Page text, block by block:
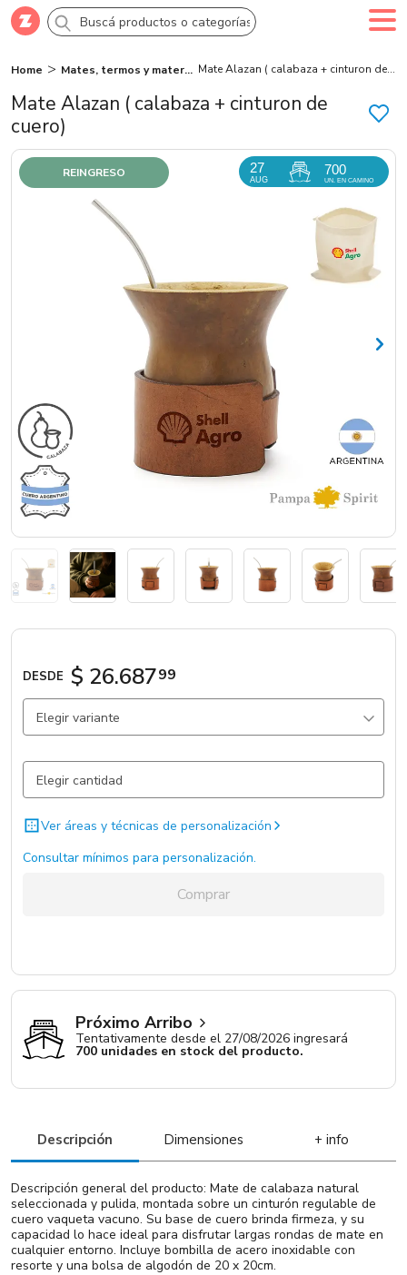
Comprar Creá tu cuenta Ingresá
Categorías
SALE 70% OFF
Marcas
Catálogos
Sé partner
Mate Alazan ( calabaza + cinturon de
cuero)
Home Mates, termos y materas Mate Alazan ( calabaza + cinturon de cuero)
27
AUG
700
UN. EN CAMINO
REINGRESO
DESDE $ 26.68799
Elegir variante
Natural / Calabaza 515 un.
Ver áreas y técnicas de personalización
Consultar mínimos para personalización.
Comprar
Próximo Arribo
Tentativamente desde el 27/08/2026 ingresará
700 unidades en stock del producto.
Descripción Dimensiones + info
Descripción general del producto: Mate de calabaza natural
seleccionada y pulida, montada sobre un cinturón regulable de
cuero vaqueta vacuno. Su base de cuero brinda firmeza, y su
capacidad lo hace ideal para disfrutar largas rondas de mate en
cualquier entorno. Incluye bombilla de acero inoxidable con
resorte y una bolsa de algodón de 20 x 20cm.